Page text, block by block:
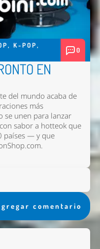
, K-POP,
0
EN
del mundo acaba de
más
se unen para lanzar
sabor a hotteok que
países — y que
.
comentario